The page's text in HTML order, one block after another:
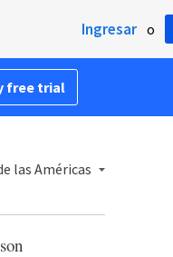
Ingresar o
free trial
las Américas